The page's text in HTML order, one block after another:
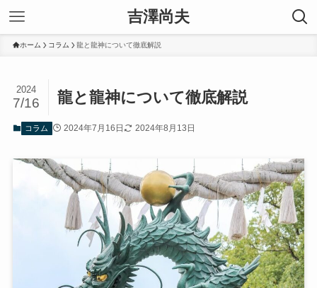
吉澤尚夫
ホーム コラム 龍と龍神について徹底解説
龍と龍神について徹底解説
2024
7/16
コラム 2024年7月16日 2024年8月13日